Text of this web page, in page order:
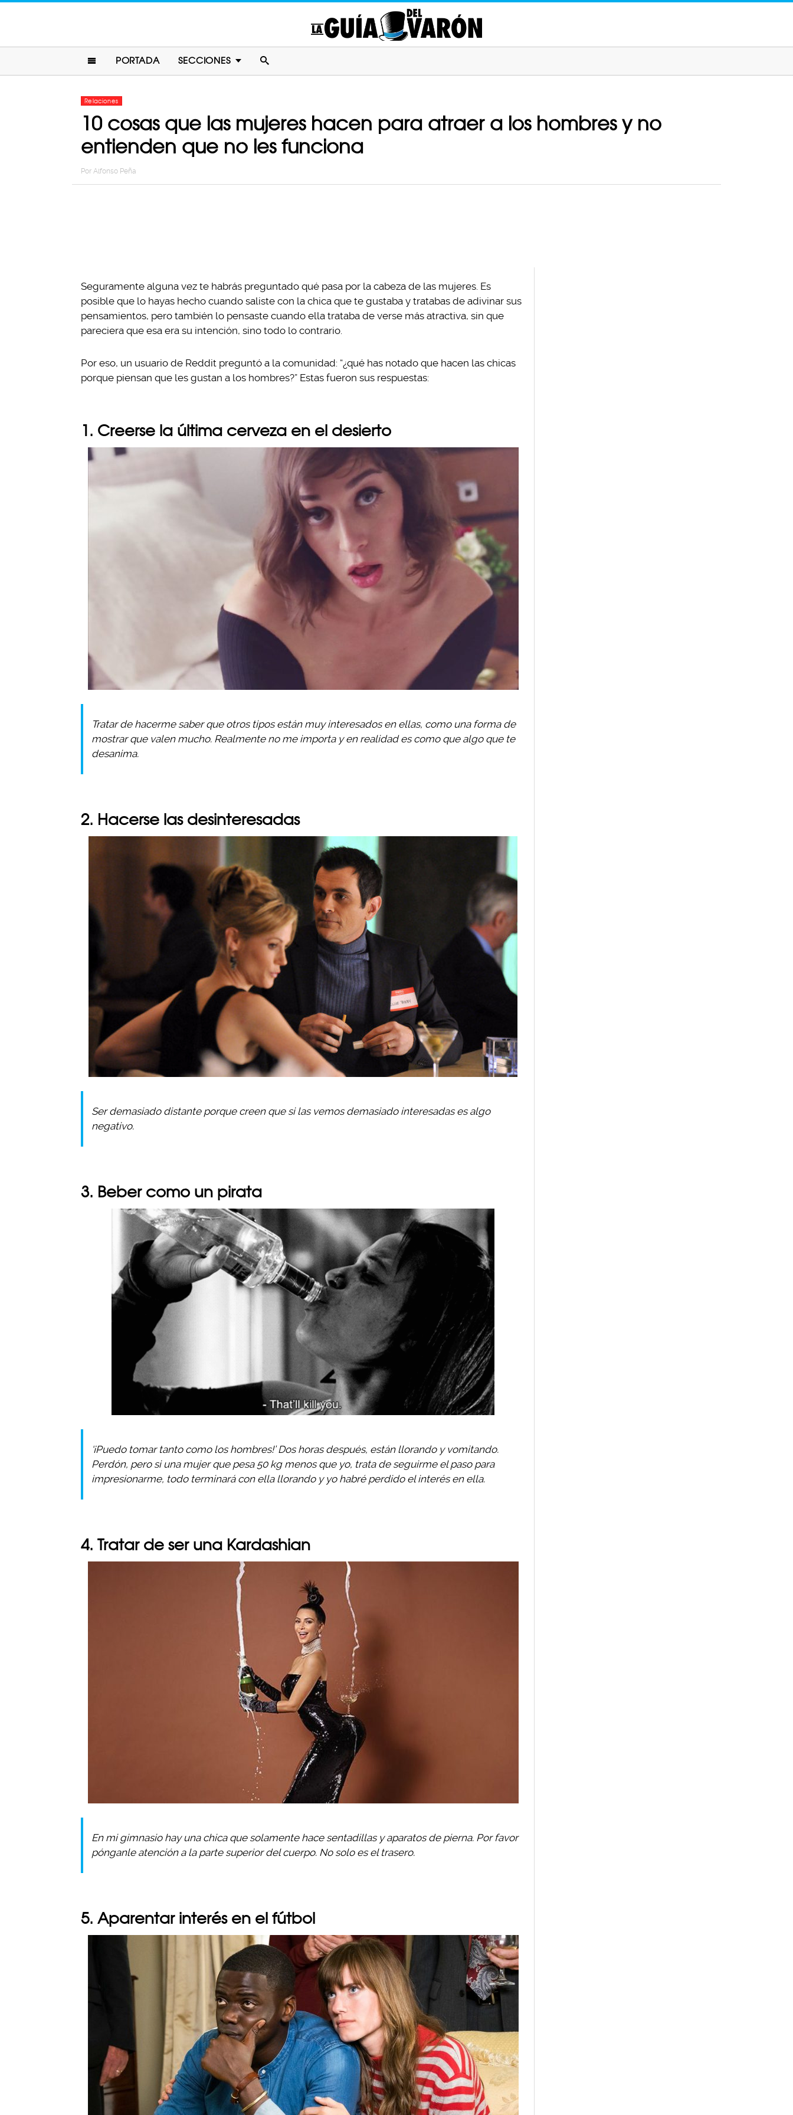
PORTADA SECCIONES
Relaciones
10 cosas que las mujeres hacen para atraer a los hombres y no
entienden que no les funciona
Por Alfonso Peña
Seguramente alguna vez te habrás preguntado qué pasa por la cabeza de las mujeres. Es
posible que lo hayas hecho cuando saliste con la chica que te gustaba y tratabas de adivinar sus
pensamientos, pero también lo pensaste cuando ella trataba de verse más atractiva, sin que
pareciera que esa era su intención, sino todo lo contrario.
Por eso, un usuario de Reddit preguntó a la comunidad: “¿qué has notado que hacen las chicas
porque piensan que les gustan a los hombres?” Estas fueron sus respuestas:
1. Creerse la última cerveza en el desierto
Tratar de hacerme saber que otros tipos están muy interesados en ellas, como una forma de
mostrar que valen mucho. Realmente no me importa y en realidad es como que algo que te
desanima.
2. Hacerse las desinteresadas
Ser demasiado distante porque creen que si las vemos demasiado interesadas es algo
negativo.
3. Beber como un pirata
‘¡Puedo tomar tanto como los hombres!’ Dos horas después, están llorando y vomitando.
Perdón, pero si una mujer que pesa 50 kg menos que yo, trata de seguirme el paso para
impresionarme, todo terminará con ella llorando y yo habré perdido el interés en ella.
4. Tratar de ser una Kardashian
En mi gimnasio hay una chica que solamente hace sentadillas y aparatos de pierna. Por favor
pónganle atención a la parte superior del cuerpo. No solo es el trasero.
5. Aparentar interés en el fútbol